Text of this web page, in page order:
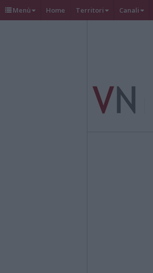
Menù Home Territori Canali